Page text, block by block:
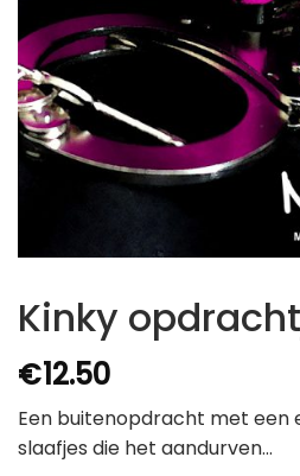
Kinky
€12.50
Een buitenopdracht met een
slaafjes die het aandurven…